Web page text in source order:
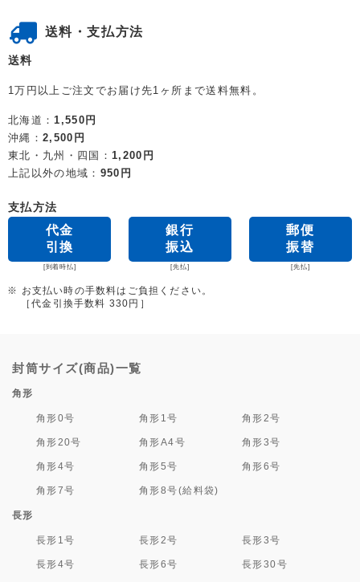
送料・支払方法
送料
1万円以上ご注文でお届け先1ヶ所まで送料無料。
北海道：1,550円
沖縄：2,500円
東北・九州・四国：1,200円
上記以外の地域： 950円
支払方法
代金
引換
[到着時払]
銀行
振込
[先払]
郵便
振替
[先払]
※ お支払い時の手数料はご負担ください。
［代金引換手数料 330円］
封筒サイズ(商品)一覧
角形
角形0号 角形1号 角形2号
角形20号 角形A4号 角形3号
角形4号 角形5号 角形6号
角形7号 角形8号(給料袋)
長形
長形1号 長形2号 長形3号
長形4号 長形6号 長形30号